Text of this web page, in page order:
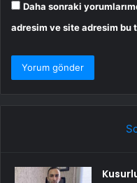
Daha sonraki
adresim ve site adresim bu